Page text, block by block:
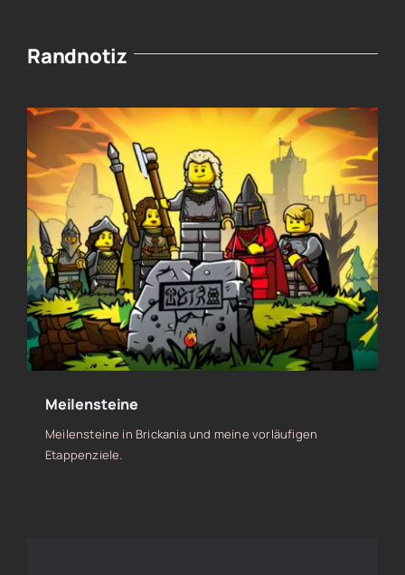
Randnotiz
Meilensteine
Meilensteine in Brickania und meine vorläufigen
Etappenziele.